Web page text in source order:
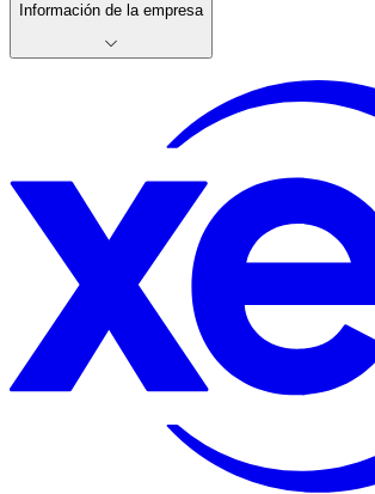
Información de la empresa